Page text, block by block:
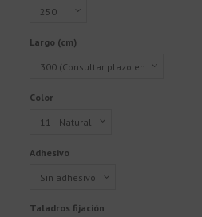
Largo (cm)
Color
Adhesivo
Taladros fijación